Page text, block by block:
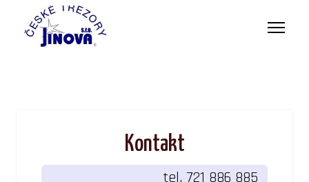
Kontakt
tel. 721 886 885